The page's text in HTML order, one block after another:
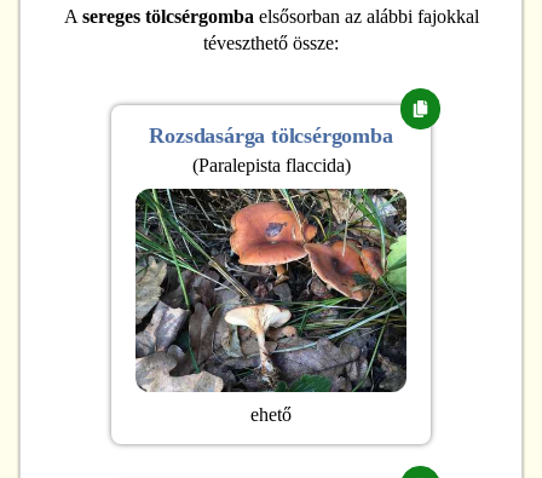
A sereges tölcsérgomba elsősorban az alábbi fajokkal
téveszthető össze:
Rozsdasárga tölcsérgomba
(Paralepista flaccida)
ehető